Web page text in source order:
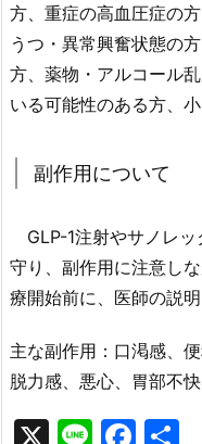
方、重症の高血圧症の
うつ・異常興奮状態の
方、薬物・アルコール
いる可能性のある方、
副作用について
GLP-1注射やサノレッ
守り、副作用に注意し
療開始前に、医師の説
主な副作用：口渇感、
脱力感、悪心、胃部不
X Li F